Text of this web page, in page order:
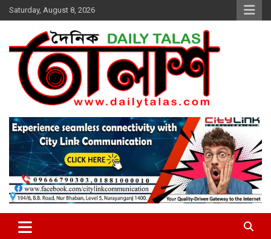
Skip
to
Saturday, August 8, 2026
সত্যের সন্ধানে দৈনিক তালাশ ডট কম